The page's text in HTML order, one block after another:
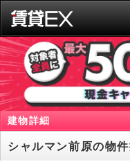
建物詳細
シャルマン前原の物